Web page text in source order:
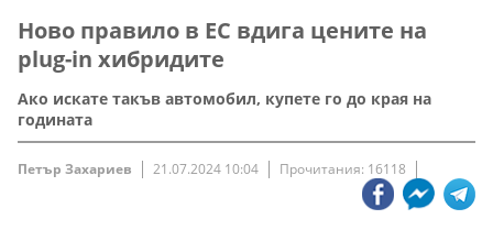
Ново правило в ЕС вдига цените на
plug-in хибридите
Ако искате такъв автомобил, купете го до края на
годината
Петър Захариев 21.07.2024 10:04 Прочитания: 16118